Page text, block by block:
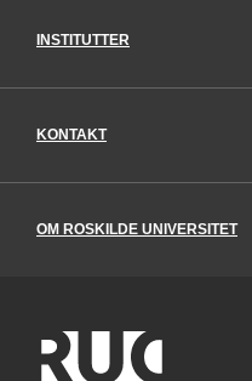
INSTITUTTER
KONTAKT
OM ROSKILDE UNIVERSITET